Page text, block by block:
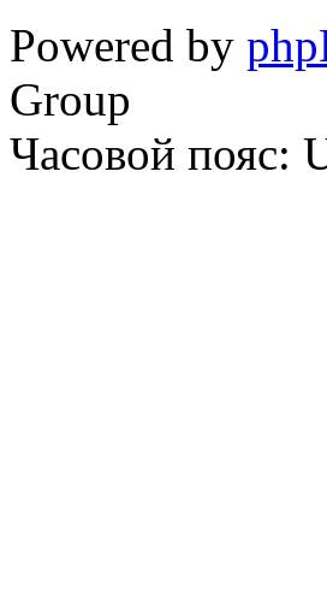
Powered by
Group
Часовой пояс: